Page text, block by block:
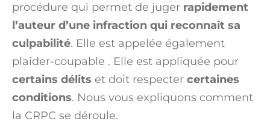
procédure qui permet de juger rapidement
l’auteur d’une infraction qui reconnaît sa
culpabilité. Elle est appelée également
plaider-coupable . Elle est appliquée pour
certains délits et doit respecter certaines
conditions. Nous vous expliquons comment
la CRPC se déroule.